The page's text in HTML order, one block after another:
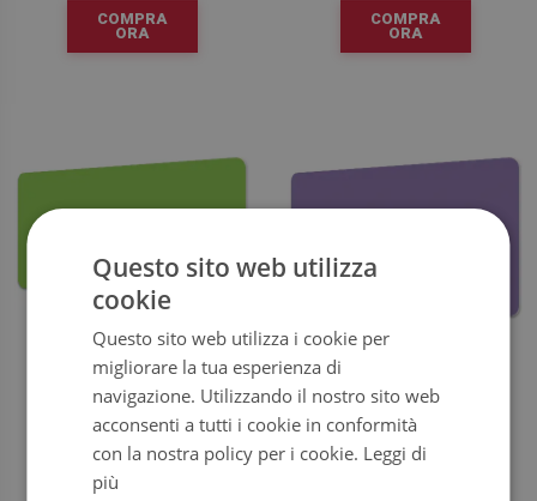
COMPRA
ORA
COMPRA
ORA
SOTTOMANO DA SCRIVANIA
VERDE PASTELLO
PREZZO:39.99
COMPRA
ORA
TAPPETINO DA SCRIVANIA
PREZZO: 39.99
Questo sito web utilizza
cookie
Questo sito web utilizza i cookie per
migliorare la tua esperienza di
navigazione. Utilizzando il nostro sito web
acconsenti a tutti i cookie in conformità
con la nostra policy per i cookie. Leggi di
più